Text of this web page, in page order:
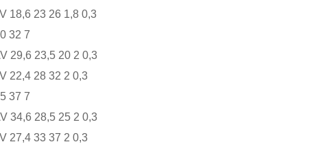
23 26 1,8 0,3
32 7
23,5 20 2 0,3
28 32 2 0,3
37 7
28,5 25 2 0,3
33 37 2 0,3